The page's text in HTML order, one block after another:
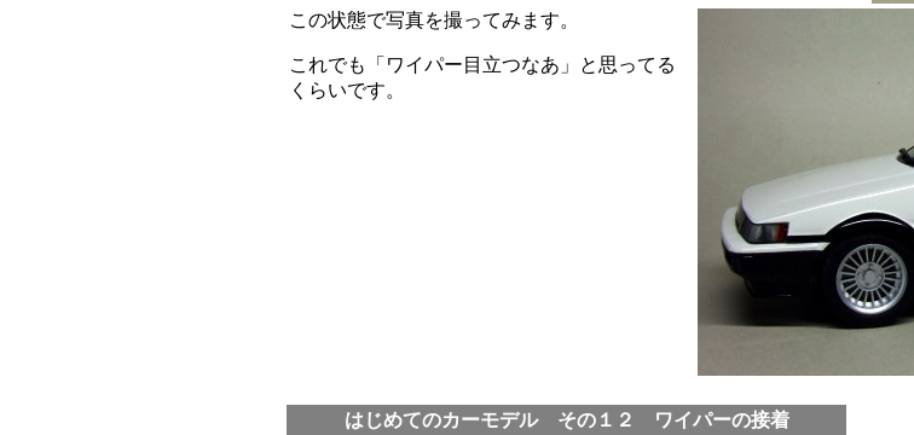
この状態で写真を撮ってみます。
これでも「ワイパー目立つなあ」と思ってる
くらいです。
はじめてのカーモデル その１２ ワイパーの接着